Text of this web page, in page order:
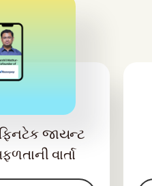
ફિનટેક જાયન્ટ
વાર્તા